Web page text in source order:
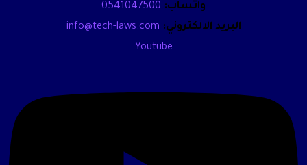
واتساب: 0541047500
البريد الالكتروني: info@tech-laws.com
Youtube